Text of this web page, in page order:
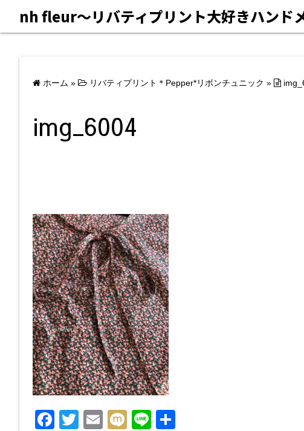
nh fleur〜リバティプリント大好きハンド
ホーム » リバティプリント＊Pepper*リボンチュニック »
img_6004
F
T
E
M
Li